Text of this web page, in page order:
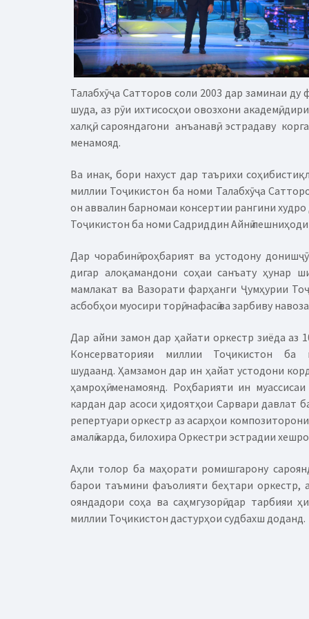
Талабхӯҷа Сатторов соли 2003 дар заминаи ду
шуда, аз рӯи ихтисосҳои овозхони академӣ,
халқӣ, сарояндагони анъанавӣ, эстрадаву
менамояд.
Ва инак, бори нахуст дар таърихи
миллии Тоҷикистон ба номи Талабхӯҷа
он аввалин барномаи консертии рангини
Тоҷикистон ба номи Садриддин Айнӣ
Дар чорабинӣ роҳбарият ва устодону
дигар алоқамандони соҳаи санъату ҳунар
мамлакат ва Вазорати фарҳанги Ҷумҳурии
асбобҳои муосири торӣ, нафасӣ ва зарбиву
Дар айни замон дар ҳайати оркестр зиёда аз
Консерваторияи миллии Тоҷикистон
шудаанд.Ҳамзамон дар ин ҳайат устодони
ҳамроҳӣ менамоянд. Роҳбарияти ин
кардан дар асоси ҳидоятҳои Сарвари давлат
репертуари оркестр аз асарҳои
амалӣ карда, билохира Оркестри эстрадии
Аҳли толор ба маҳорати ромишгарону
барои таъмини фаъолияти беҳтари оркестр,
ояндадори соҳа ва саҳмгузорӣ дар тарбияи
миллии Тоҷикистон дастурҳои судбахш доданд.